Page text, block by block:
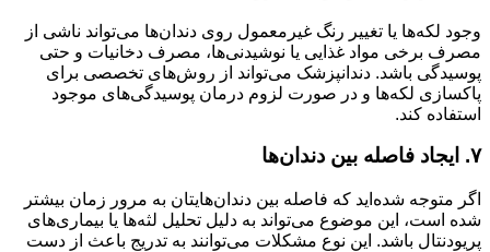
وجود لکه‌ها یا تغییر رنگ غیرمعمول روی دندان‌ها می‌تواند ناشی از
مصرف برخی مواد غذایی یا نوشیدنی‌ها، مصرف دخانیات و حتی
پوسیدگی باشد. دندانپزشک می‌تواند از روش‌های تخصصی برای
پاکسازی لکه‌ها و در صورت لزوم درمان پوسیدگی‌های موجود
استفاده کند.
۷. ایجاد فاصله بین دندان‌ها
اگر متوجه شده‌اید که فاصله بین دندان‌هایتان به مرور زمان بیشتر
شده است، این موضوع می‌تواند به دلیل تحلیل لثه‌ها یا بیماری‌های
پریودنتال باشد. این نوع مشکلات می‌توانند به تدریج باعث از دست